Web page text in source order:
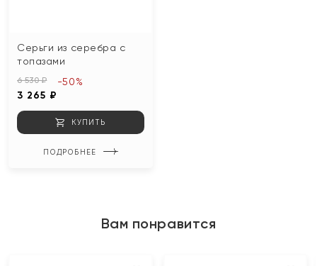
Серьги из серебра с
топазами
6 530 ₽
3 265 ₽
-50%
КУПИТЬ
ПОДРОБНЕЕ
Вам понравится